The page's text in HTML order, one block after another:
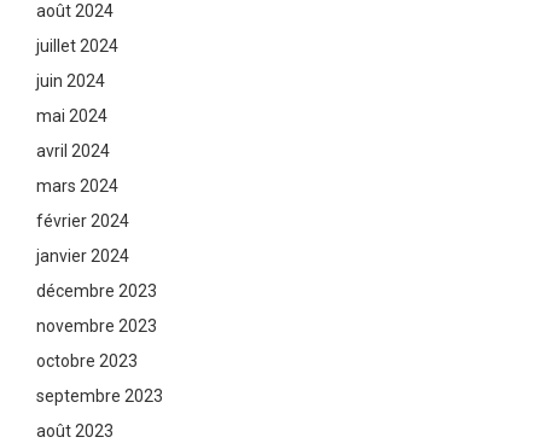
août 2024
juillet 2024
juin 2024
mai 2024
avril 2024
mars 2024
février 2024
janvier 2024
décembre 2023
novembre 2023
octobre 2023
septembre 2023
août 2023